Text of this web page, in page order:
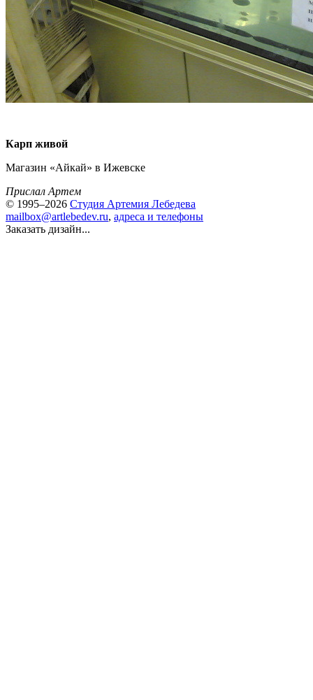
Карп живой
Магазин «Айкай» в Ижевске
Прислал Артем
© 1995–2026 Студия Артемия Лебедева
mailbox@artlebedev.ru, адреса и телефоны
Заказать дизайн...